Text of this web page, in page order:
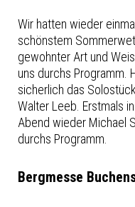
Wir hatten wieder
schönstem
gewohnter Art und
uns durchs Programm.
sicherlich das
Walter Leeb. Erstmals
Abend wieder Michael
durchs Programm.
Bergmesse